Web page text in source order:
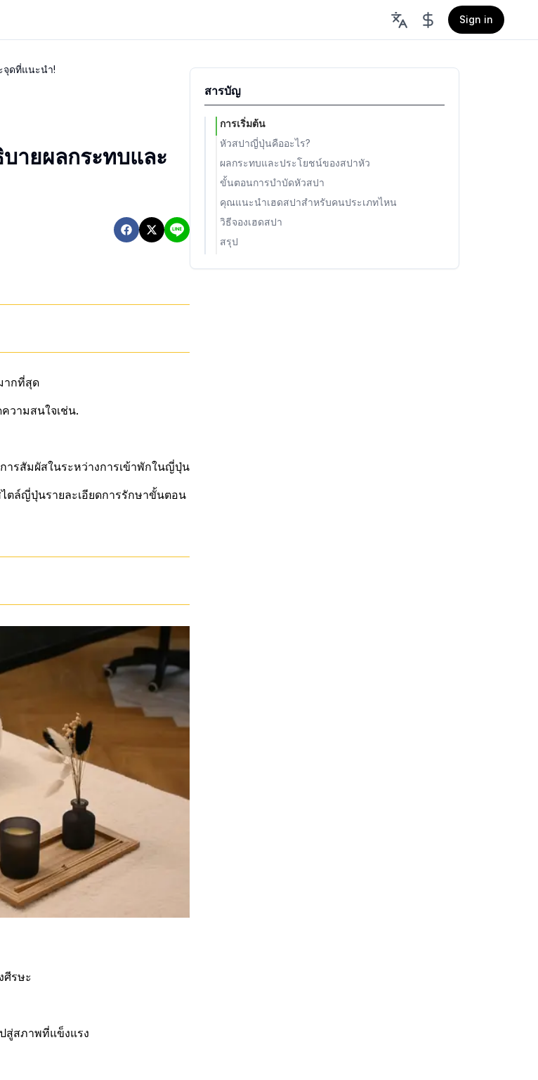
Sign in
จุดที่แนะนำ!
ายผลกระทบและ
ากที่สุด
วามสนใจเช่น.
ารสัมผัสในระหว่างการเข้าพักในญี่ปุ่น
ตล์ญี่ปุ่นรายละเอียดการรักษาขั้นตอน
รษะ
สู่สภาพที่แข็งแรง
สารบัญ
การเริ่มต้น
หัวสปาญี่ปุ่นคืออะไร?
ผลกระทบและประโยชน์ของสปาหัว
ขั้นตอนการบำบัดหัวสปา
คุณแนะนำเฮดสปาสำหรับคนประเภทไหน
วิธีจองเฮดสปา
สรุป